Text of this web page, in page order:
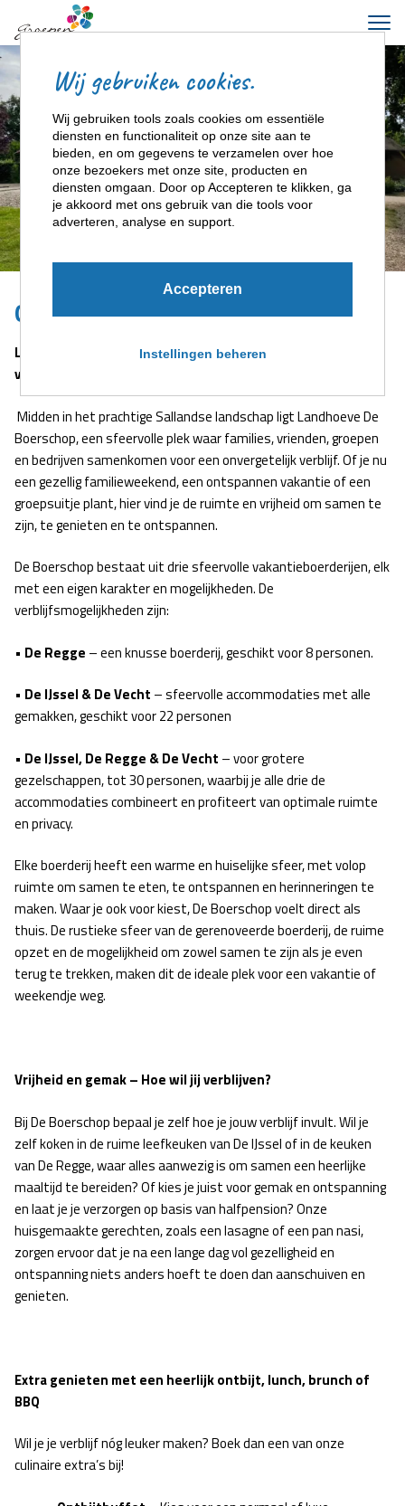
Over Landhoeve De Boerschop
Landhoeve De Boerschop – Samen genieten in een unieke
vakantieboerderij
Midden in het prachtige Sallandse landschap ligt Landhoeve De
Boerschop, een sfeervolle plek waar families, vrienden, groepen
en bedrijven samenkomen voor een onvergetelijk verblijf. Of je nu
een gezellig familieweekend, een ontspannen vakantie of een
groepsuitje plant, hier vind je de ruimte en vrijheid om samen te
zijn, te genieten en te ontspannen.
De Boerschop bestaat uit drie sfeervolle vakantieboerderijen, elk
met een eigen karakter en mogelijkheden. De
verblijfsmogelijkheden zijn:
• De Regge – een knusse boerderij, geschikt voor 8 personen.
• De IJssel & De Vecht – sfeervolle accommodaties met alle
gemakken, geschikt voor 22 personen
• De IJssel, De Regge & De Vecht – voor grotere
gezelschappen, tot 30 personen, waarbij je alle drie de
accommodaties combineert en profiteert van optimale ruimte
en privacy.
Elke boerderij heeft een warme en huiselijke sfeer, met volop
ruimte om samen te eten, te ontspannen en herinneringen te
maken. Waar je ook voor kiest, De Boerschop voelt direct als
thuis. De rustieke sfeer van de gerenoveerde boerderij, de ruime
opzet en de mogelijkheid om zowel samen te zijn als je even
terug te trekken, maken dit de ideale plek voor een vakantie of
weekendje weg.
Vrijheid en gemak – Hoe wil jij verblijven?
Bij De Boerschop bepaal je zelf hoe je jouw verblijf invult. Wil je
zelf koken in de ruime leefkeuken van De IJssel of in de keuken
van De Regge, waar alles aanwezig is om samen een heerlijke
maaltijd te bereiden? Of kies je juist voor gemak en ontspanning
en laat je je verzorgen op basis van halfpension? Onze
huisgemaakte gerechten, zoals een lasagne of een pan nasi,
zorgen ervoor dat je na een lange dag vol gezelligheid en
ontspanning niets anders hoeft te doen dan aanschuiven en
genieten.
Extra genieten met een heerlijk ontbijt, lunch, brunch of
BBQ
Wil je je verblijf nóg leuker maken? Boek dan een van onze
culinaire extra’s bij!
Wij gebruiken cookies.
Wij gebruiken tools zoals cookies om essentiële
diensten en functionaliteit op onze site aan te
bieden, en om gegevens te verzamelen over hoe
onze bezoekers met onze site, producten en
diensten omgaan. Door op Accepteren te klikken, ga
je akkoord met ons gebruik van die tools voor
adverteren, analyse en support.
Accepteren
Instellingen beheren